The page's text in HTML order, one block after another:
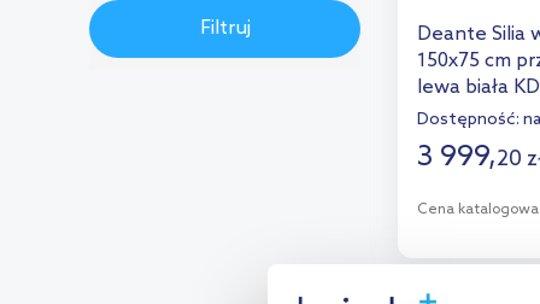
Ravak (41)
Brak ocenyFiltruj
Deante Silia
150x75 cm
lewa biała
Dostępność:
3 999,20
Cena katalogowa: